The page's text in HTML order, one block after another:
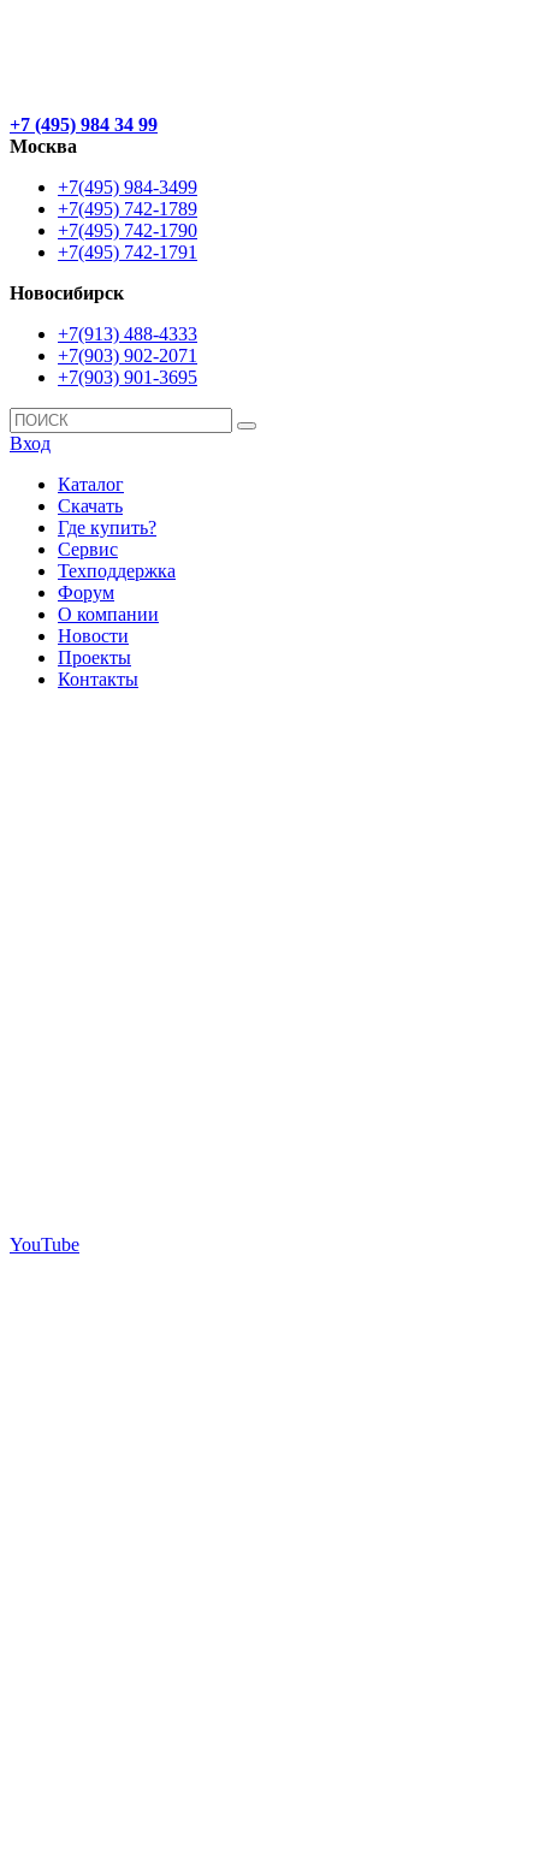
+7 (495) 984 34 99
Москва
+7(495) 984-3499
+7(495) 742-1789
+7(495) 742-1790
+7(495) 742-1791
Новосибирск
+7(913) 488-4333
+7(903) 902-2071
+7(903) 901-3695
Вход
Каталог
Скачать
Где купить?
Сервис
Техподдержка
Форум
О компании
Новости
Проекты
Контакты
YouTube